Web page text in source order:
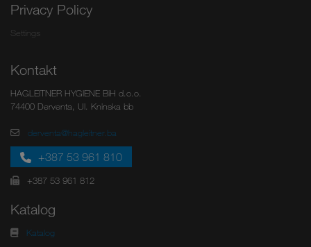
Privacy Policy
Settings
Kontakt
HAGLEITNER HYGIENE BiH d.o.o.
74400 Derventa, Ul. Kninska bb
derventa@hagleitner.ba
+387 53 961 810
+387 53 961 812
Katalog
Katalog